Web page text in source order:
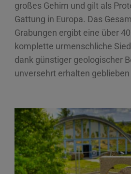
großes Gehirn und gilt als
Gattung in Europa. Das
Grabungen ergibt eine über
komplette urmenschliche
dank günstiger geologischer
unversehrt erhalten geblieben